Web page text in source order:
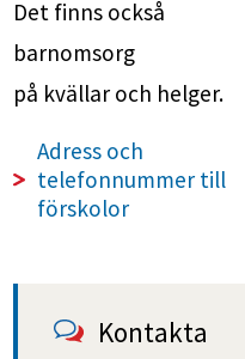
Det finns också
barnomsorg
på kvällar och helger.
Adress och
telefonnummer till
förskolor
Kontakta